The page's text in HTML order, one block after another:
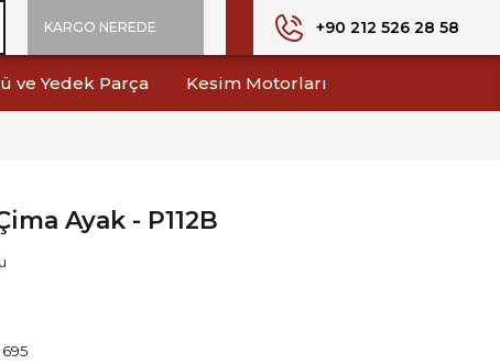
KARGO NEREDE +90 212 526 28 58
ve Yedek Parça Kesim Motorları
Ayak - P112B
695